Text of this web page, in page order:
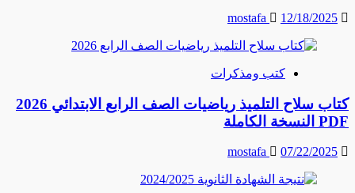
mostafa 12/18/2025
كتب ومذكرات
كتاب سلاح التلميذ رياضيات الصف الرابع الابتدائي 2026
PDF النسخة الكاملة
mostafa 07/22/2025